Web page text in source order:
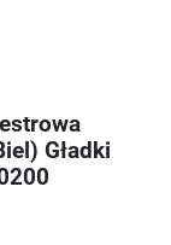
Gładki